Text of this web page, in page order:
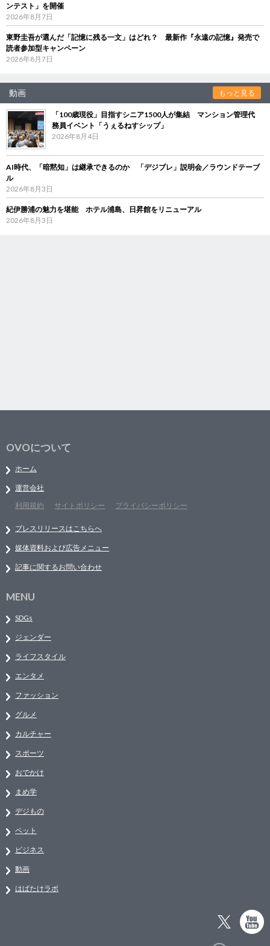
ンテスト」を開催
2026年8月7日
東野圭吾が選んだ「記憶に残る一文」はどれ？ 最新作『永遠の記憶』発売で
読者参加型キャンペーン
2026年8月7日
動画 もっと見る
「100歳現役」目指すシニア1500人が集結 マンション管理代
務員イベント「うぇるねすシップ」
2026年8月4日
AI時代、「暗黙知」は継承できるのか 「デジブレ」説明会／ラウンドテーブ
ル
2026年8月3日
紀伊勝浦の魅力を堪能 ホテル浦島、日昇館をリニューアル
2026年8月3日
OVOについて
ホーム
運営会社
利用規約
サイトポリシー プライバシーポリシー
プレスリリースはこちらへ
媒体資料および広告メニュー
記事に関するお問い合わせ
MENU
SDGs
ジェンダー
ライフスタイル
エンタメ
ファッション
グルメ
カルチャー
スポーツ
おでかけ
まめ学
デジもの
ペット
ビジネス
動画
はばたけラボ